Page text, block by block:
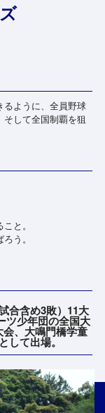
るように、全員野球
して全国制覇を狙
と。
う。
合含め3敗）11大
ツ少年団の全国大
、大鳴門橋学童
して出場。